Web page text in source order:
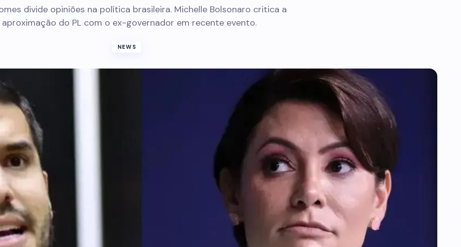
divide opiniões na política brasileira. Michelle Bolsonaro critica a
aproximação do PL com o ex-governador em recente evento.
NEWS